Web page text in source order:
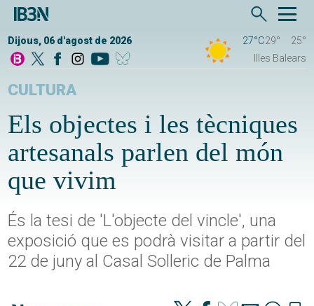
Dijous, 06 d'agost de 2026 27°C29°
25°
Illes Balears
CULTURA
Els objectes i les tècniques
artesanals parlen del món
que vivim
És la tesi de 'L'objecte del vincle', una
exposició que es podrà visitar a partir del
22 de juny al Casal Solleric de Palma